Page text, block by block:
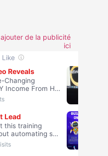
ajouter de la publicité
ici